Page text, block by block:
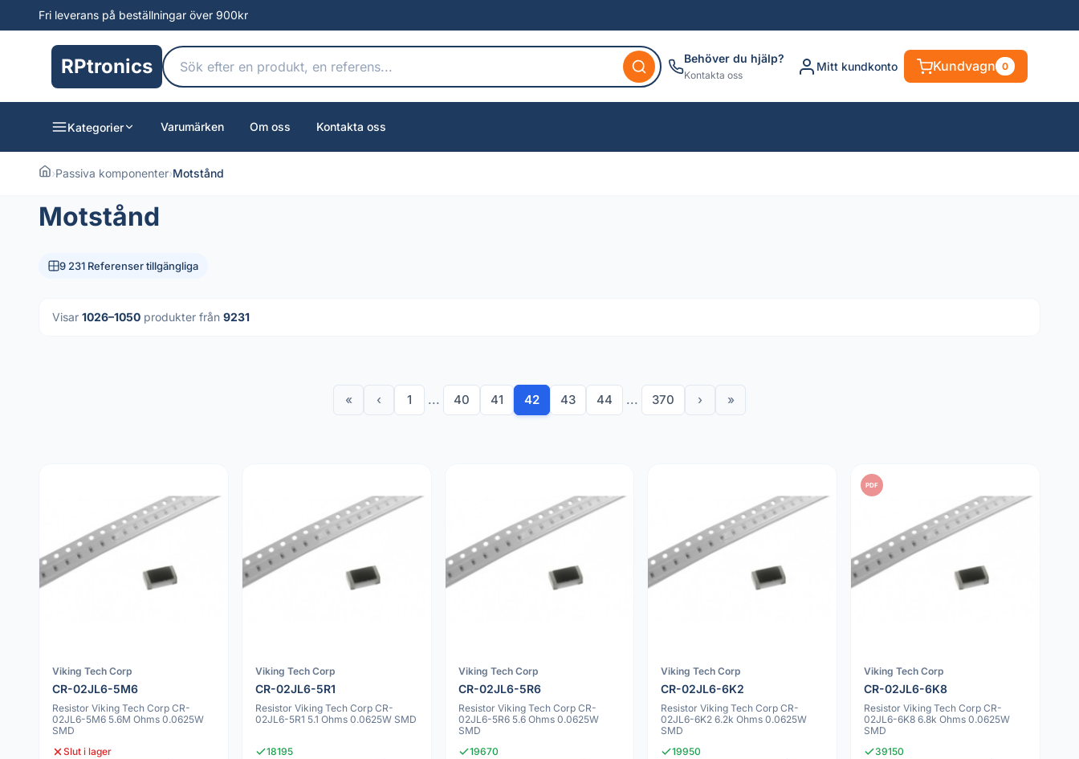
Fri leverans på beställningar över 900kr
RPtronics Behöver du hjälp?
Kontakta oss
Mitt kundkonto Kundvagn 0
Kategorier Varumärken Om oss Kontakta oss
›Passiva komponenter›Motstånd
Motstånd
9 231 Referenser tillgängliga
Visar 1026–1050 produkter från 9231
« ‹ 1 ... 40 41 42 43 44 ... 370 › »
Viking Tech Corp
CR-02JL6-5M6
Resistor Viking Tech Corp CR-
02JL6-5M6 5.6M Ohms 0.0625W
SMD
Slut i lager
Viking Tech Corp
CR-02JL6-5R1
Resistor Viking Tech Corp CR-
02JL6-5R1 5.1 Ohms 0.0625W SMD
18195
Viking Tech Corp
CR-02JL6-5R6
Resistor Viking Tech Corp CR-
02JL6-5R6 5.6 Ohms 0.0625W
SMD
19670
Viking Tech Corp
CR-02JL6-6K2
Resistor Viking Tech Corp CR-
02JL6-6K2 6.2k Ohms 0.0625W
SMD
19950
PDF
Viking Tech Corp
CR-02JL6-6K8
Resistor Viking Tech Corp CR-
02JL6-6K8 6.8k Ohms 0.0625W
SMD
39150